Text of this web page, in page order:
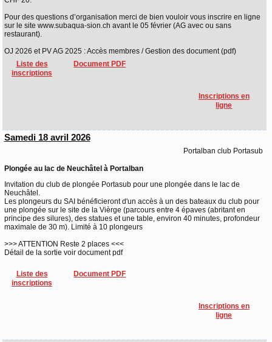
Pour des questions d’organisation merci de bien vouloir vous inscrire en ligne
sur le site www.subaqua-sion.ch avant le 05 février (AG avec ou sans
restaurant).
OJ 2026 et PV AG 2025 : Accès membres / Gestion des document (pdf)
Liste des
inscriptions
Document PDF
Inscriptions en
ligne
Samedi 18 avril 2026
Portalban club Portasub
Plongée au lac de Neuchâtel à Portalban
Invitation du club de plongée Portasub pour une plongée dans le lac de
Neuchâtel.
Les plongeurs du SAI bénéficieront d'un accès à un des bateaux du club pour
une plongée sur le site de la Vièrge (parcours entre 4 épaves (abritant en
principe des silures), des statues et une table, environ 40 minutes, profondeur
maximale de 30 m). Limité à 10 plongeurs
>>> ATTENTION Reste 2 places <<<
Détail de la sortie voir document pdf
Liste des
inscriptions
Document PDF
Inscriptions en
ligne